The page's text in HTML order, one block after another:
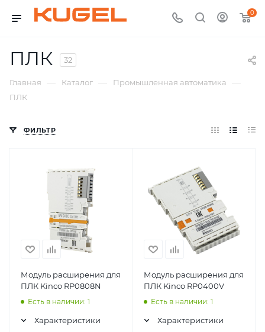
0
ПЛК 32
Главная — Каталог — Промышленная автоматика —
ПЛК
ФИЛЬТР
Модуль расширения для
ПЛК Kinco RP0808N
Есть в наличии: 1
Характеристики
Модуль расширения для
ПЛК Kinco RP0400V
Есть в наличии: 1
Характеристики